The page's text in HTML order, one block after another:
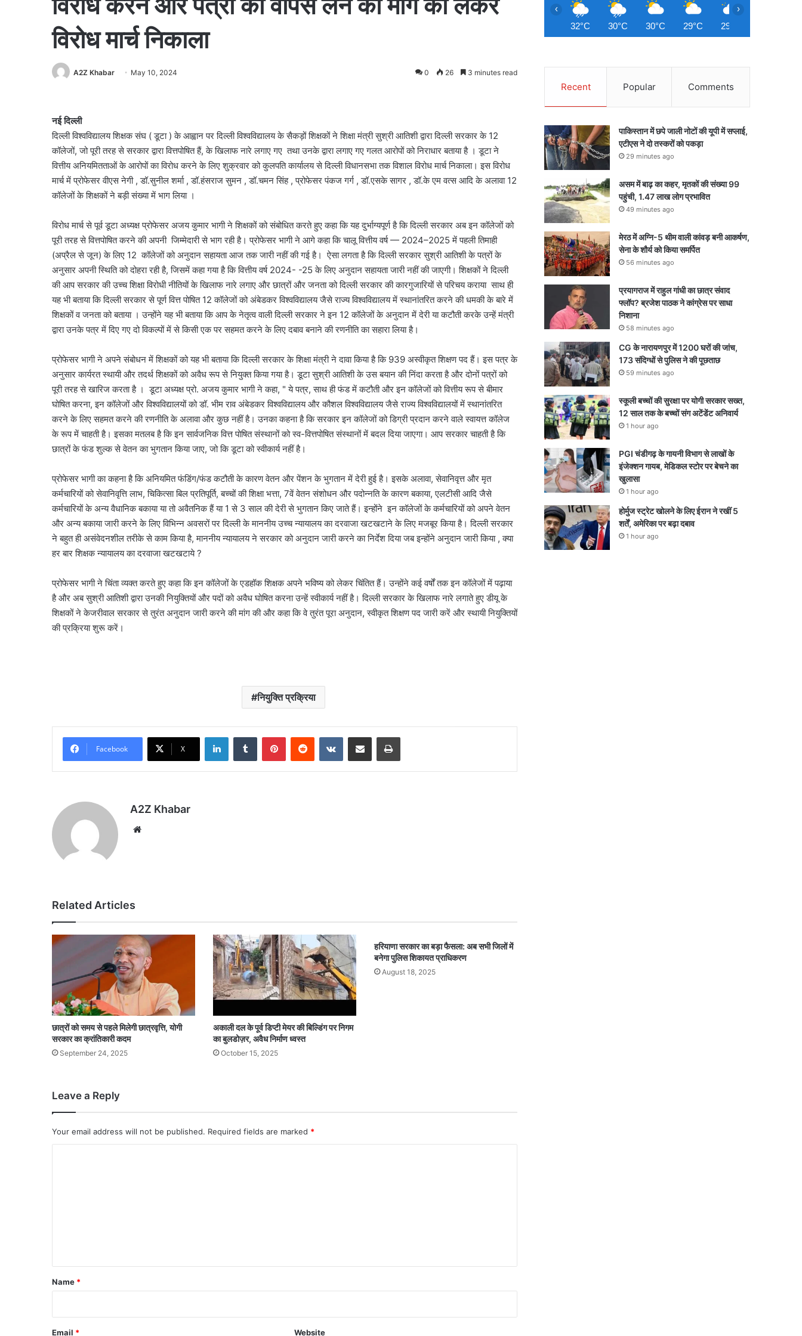
विरोध मार्च निकाला
A2Z Khabar May 10, 2024 0 26 3 minutes read
नई दिल्ली
दिल्ली विश्वविद्यालय शिक्षक संघ ( डूटा ) के आह्वान पर दिल्ली विश्वविद्यालय के सैकड़ों शिक्षकों ने शिक्षा मंत्री सुश्री आतिशी द्वारा दिल्ली सरकार के 12
कॉलेजों, जो पूरी तरह से सरकार द्वारा वित्तपोषित हैं, के खिलाफ नारे लगाए गए तथा उनके द्वारा लगाए गए गलत आरोपों को निराधार बताया है । डूटा ने
वित्तीय अनियमितताओं के आरोपों का विरोध करने के लिए शुक्रवार को कुलपति कार्यालय से दिल्ली विधानसभा तक विशाल विरोध मार्च निकाला। इस विरोध
मार्च में प्रोफेसर वीएस नेगी , डॉ.सुनील शर्मा , डॉ.हंसराज सुमन , डॉ.चमन सिंह , प्रोफेसर पंकज गर्ग , डॉ.एसके सागर , डॉ.के एम वत्स आदि के अलावा 12
कॉलेजों के शिक्षकों ने बड़ी संख्या में भाग लिया ।
विरोध मार्च से पूर्व डूटा अध्यक्ष प्रोफेसर अजय कुमार भागी ने शिक्षकों को संबोधित करते हुए कहा कि यह दुर्भाग्यपूर्ण है कि दिल्ली सरकार अब इन कॉलेजों को
पूरी तरह से वित्तपोषित करने की अपनी जिम्मेदारी से भाग रही है। प्रोफेसर भागी ने आगे कहा कि चालू वित्तीय वर्ष — 2024–2025 में पहली तिमाही
(अप्रैल से जून) के लिए 12 कॉलेजों को अनुदान सहायता आज तक जारी नहीं की गई है। ऐसा लगता है कि दिल्ली सरकार सुश्री आतिशी के पत्रों के
अनुसार अपनी स्थिति को दोहरा रही है, जिसमें कहा गया है कि वित्तीय वर्ष 2024- -25 के लिए अनुदान सहायता जारी नहीं की जाएगी। शिक्षकों ने दिल्ली
की आप सरकार की उच्च शिक्षा विरोधी नीतियों के खिलाफ नारे लगाए और छात्रों और जनता को दिल्ली सरकार की कारगुजारियों से परिचय कराया साथ ही
यह भी बताया कि दिल्ली सरकार से पूर्ण वित्त पोषित 12 कॉलेजों को अंबेडकर विश्वविद्यालय जैसे राज्य विश्वविद्यालय में स्थानांतरित करने की धमकी के बारे में
शिक्षकों व जनता को बताया । उन्होंने यह भी बताया कि आप के नेतृत्व वाली दिल्ली सरकार ने इन 12 कॉलेजों के अनुदान में देरी या कटौती करके उन्हें मंत्री
द्वारा उनके पत्र में दिए गए दो विकल्पों में से किसी एक पर सहमत करने के लिए दबाव बनाने की रणनीति का सहारा लिया है।
प्रोफेसर भागी ने अपने संबोधन में शिक्षकों को यह भी बताया कि दिल्ली सरकार के शिक्षा मंत्री ने दावा किया है कि 939 अस्वीकृत शिक्षण पद हैं। इस पत्र के
अनुसार कार्यरत स्थायी और तदर्थ शिक्षकों को अवैध रूप से नियुक्त किया गया है। डूटा सुश्री आतिशी के उस बयान की निंदा करता है और दोनों पत्रों को
पूरी तरह से खारिज करता है । डूटा अध्यक्ष प्रो. अजय कुमार भागी ने कहा, " ये पत्र, साथ ही फंड में कटौती और इन कॉलेजों को वित्तीय रूप से बीमार
घोषित करना, इन कॉलेजों और विश्वविद्यालयों को डॉ. भीम राव अंबेडकर विश्वविद्यालय और कौशल विश्वविद्यालय जैसे राज्य विश्वविद्यालयों में स्थानांतरित
करने के लिए सहमत करने की रणनीति के अलावा और कुछ नहीं है। उनका कहना है कि सरकार इन कॉलेजों को डिग्री प्रदान करने वाले स्वायत्त कॉलेज
के रूप में चाहती है। इसका मतलब है कि इन सार्वजनिक वित्त पोषित संस्थानों को स्व-वित्तपोषित संस्थानों में बदल दिया जाएगा। आप सरकार चाहती है कि
छात्रों के फंड शुल्क से वेतन का भुगतान किया जाए, जो कि डूटा को स्वीकार्य नहीं है।
प्रोफेसर भागी का कहना है कि अनियमित फंडिंग/फंड कटौती के कारण वेतन और पेंशन के भुगतान में देरी हुई है। इसके अलावा, सेवानिवृत्त और मृत
कर्मचारियों को सेवानिवृत्ति लाभ, चिकित्सा बिल प्रतिपूर्ति, बच्चों की शिक्षा भत्ता, 7वें वेतन संशोधन और पदोन्नति के कारण बकाया, एलटीसी आदि जैसे
कर्मचारियों के अन्य वैधानिक बकाया या तो अवैतनिक हैं या 1 से 3 साल की देरी से भुगतान किए जाते हैं। इन्होंने इन कॉलेजों के कर्मचारियों को अपने वेतन
और अन्य बकाया जारी करने के लिए विभिन्न अवसरों पर दिल्ली के माननीय उच्च न्यायालय का दरवाजा खटखटाने के लिए मजबूर किया है। दिल्ली सरकार
ने बहुत ही असंवेदनशील तरीके से काम किया है, माननीय न्यायालय ने सरकार को अनुदान जारी करने का निर्देश दिया जब इन्होंने अनुदान जारी किया , क्या
हर बार शिक्षक न्यायालय का दरवाजा खटखटाये ?
प्रोफेसर भागी ने चिंता व्यक्त करते हुए कहा कि इन कॉलेजों के एडहॉक शिक्षक अपने भविष्य को लेकर चिंतित हैं। उन्होंने कई वर्षों तक इन कॉलेजों में पढ़ाया
है और अब सुश्री आतिशी द्वारा उनकी नियुक्तियों और पदों को अवैध घोषित करना उन्हें स्वीकार्य नहीं है। दिल्ली सरकार के खिलाफ नारे लगाते हुए डीयू के
शिक्षकों ने केजरीवाल सरकार से तुरंत अनुदान जारी करने की मांग की और कहा कि वे तुरंत पूरा अनुदान, स्वीकृत शिक्षण पद जारी करें और स्थायी नियुक्तियों
की प्रक्रिया शुरू करें।
नियुक्ति प्रक्रिया
Facebook X
LinkedInTumblr PinterestReddit VKontakteShare via Email Print
A2Z Khabar
Related Articles
छात्रों को समय से पहले मिलेगी छात्रवृत्ति, योगी
सरकार का क्रांतिकारी कदम
September 24, 2025
अकाली दल के पूर्व डिप्टी मेयर की बिल्डिंग पर निगम
का बुलडोज़र, अवैध निर्माण ध्वस्त
October 15, 2025
हरियाणा सरकार का बड़ा फैसला: अब सभी जिलों में
बनेगा पुलिस शिकायत प्राधिकरण
August 18, 2025
Leave a Reply
Your email address will not be published. Required fields are marked *
*
Name *
Email * Website
32°C 30°C 30°C 29°C 29°C
‹ ›
Recent Popular Comments
पाकिस्तान में छपे जाली नोटों की यूपी में सप्लाई,
एटीएस ने दो तस्करों को पकड़ा
29 minutes ago
असम में बाढ़ का कहर, मृतकों की संख्या 99
पहुंची, 1.47 लाख लोग प्रभावित
49 minutes ago
मेरठ में अग्नि-5 थीम वाली कांवड़ बनी आकर्षण,
सेना के शौर्य को किया समर्पित
56 minutes ago
प्रयागराज में राहुल गांधी का छात्र संवाद
फ्लॉप? ब्रजेश पाठक ने कांग्रेस पर साधा
निशाना
58 minutes ago
CG के नारायणपुर में 1200 घरों की जांच,
173 संदिग्धों से पुलिस ने की पूछताछ
59 minutes ago
स्कूली बच्चों की सुरक्षा पर योगी सरकार सख्त,
12 साल तक के बच्चों संग अटेंडेंट अनिवार्य
1 hour ago
PGI चंडीगढ़ के गायनी विभाग से लाखों के
इंजेक्शन गायब, मेडिकल स्टोर पर बेचने का
खुलासा
1 hour ago
होर्मुज स्ट्रेट खोलने के लिए ईरान ने रखीं 5
शर्तें, अमेरिका पर बढ़ा दबाव
1 hour ago